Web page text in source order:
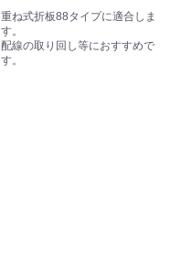
重ね式折板88タイプに適合しま
す。
配線の取り回し等におすすめで
す。